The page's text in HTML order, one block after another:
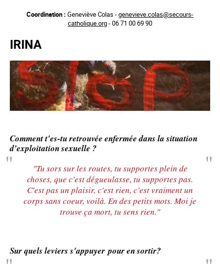
principal
Coordination : Geneviève Colas -genevieve.colas@secours-
catholique.org- 06 71 00 69 90
IRINA
Comment t'es-tu retrouvée enfermée dans la situation
d'exploitation sexuelle ?
"Tu sors sur les routes, tu supportes plein de
choses, que c'est dégueulasse, tu supportes pas.
C'est pas un plaisir, c'est rien, c'est vraiment un
corps sans coeur, voilà. En des petits mots. Moi je
trouve ça mort, tu sens rien."
Sur quels leviers s'appuyer pour en sortir?